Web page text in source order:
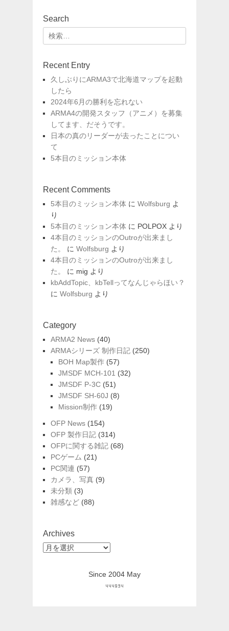
ゲ
ー
シ
ン
Search
索:
Recent Entry
久しぶりにARMA3で北海道マップを起動
したら
2024年6月の勝利を忘れない
ARMA4の開発スタッフ（アニメ）を募集
してます、だそうです。
日本の真のリーダーが去ったことについ
て
5本目のミッション本体
Recent Comments
5本目のミッション本体 に Wolfsburg よ
り
5本目のミッション本体 に POLPOX より
4本目のミッションのOutroが出来まし
た。
に Wolfsburg より
4本目のミッションのOutroが出来まし
た。
に mig より
kbAddTopic、kbTellってなんじゃらほい？
に Wolfsburg より
Category
ARMA2 News (40)
ARMAシリーズ 制作日記 (250)
BOH Map製作 (57)
JMSDF MCH-101 (32)
JMSDF P-3C (51)
JMSDF SH-60J (8)
Mission制作 (19)
OFP News (154)
OFP 製作日記 (314)
OFPに関する雑記 (68)
PCゲーム (21)
PC関連 (57)
カメラ、写真 (9)
未分類 (3)
雑感など (88)
Archives
Archives
Since 2004 May